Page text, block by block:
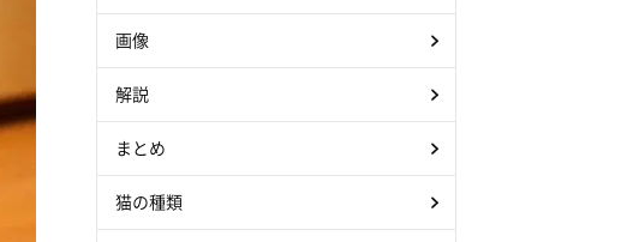
画像
解説
まとめ
猫の種類